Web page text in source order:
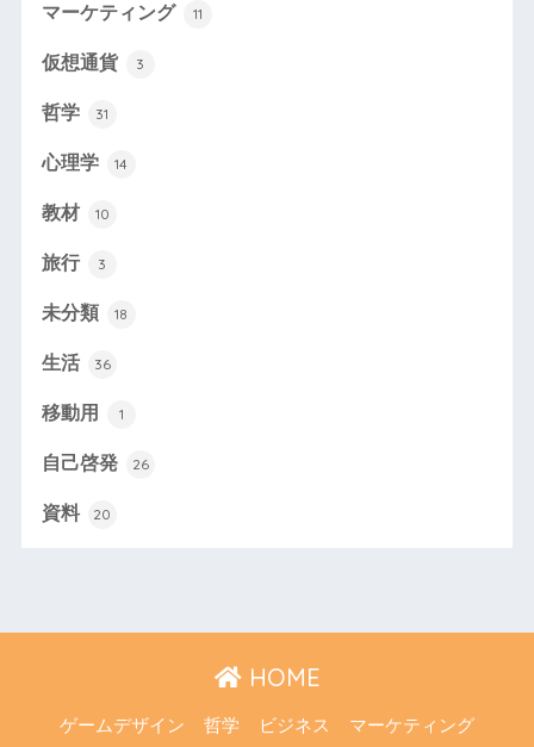
マーケティング 11
仮想通貨 3
哲学 31
心理学 14
教材 10
旅行 3
未分類 18
生活 36
移動用 1
自己啓発 26
資料 20
HOME
ゲームデザイン 哲学 ビジネス マーケティング